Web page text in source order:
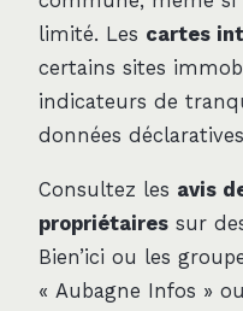
limité. Les cartes
certains sites
indicateurs de
données
Consultez les avis
propriétaires sur
Bien’ici ou les
« Aubagne Infos »